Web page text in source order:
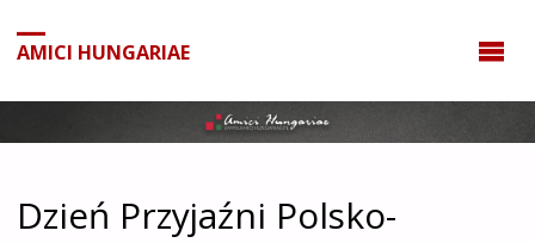
treści
AMICI HUNGARIAE
Dzień Przyjaźni Polsko-